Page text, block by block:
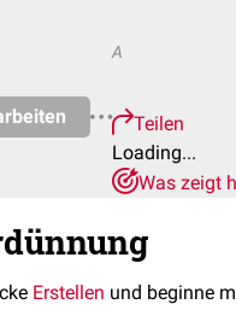
A
Teilen
Loading...
Was zeigt
Erstellen und beginne